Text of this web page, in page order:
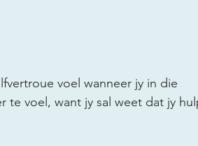
voel wanneer jy in die
te voel, want jy sal weet dat jy